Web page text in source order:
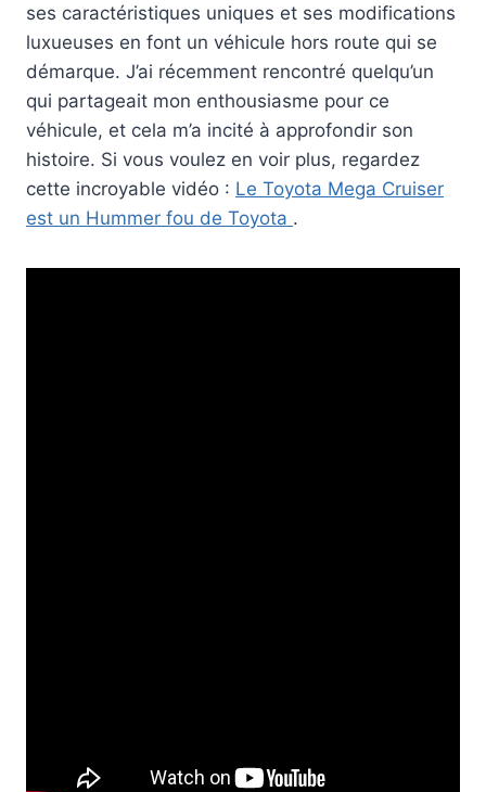
ses caractéristiques uniques et ses modifications
luxueuses en font un véhicule hors route qui se
démarque. J’ai récemment rencontré quelqu’un
qui partageait mon enthousiasme pour ce
véhicule, et cela m’a incité à approfondir son
histoire. Si vous voulez en voir plus, regardez
cette incroyable vidéo : Le Toyota Mega Cruiser
est un Hummer fou de Toyota .